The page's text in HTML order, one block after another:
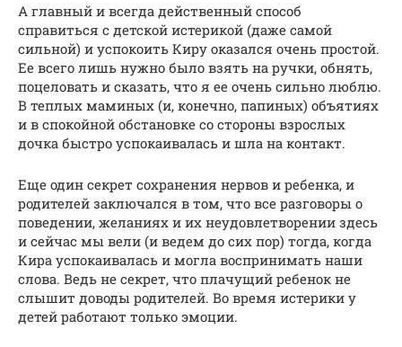
А главный и всегда действенный способ
справиться с детской истерикой (даже самой
сильной) и успокоить Киру оказался очень простой.
Ее всего лишь нужно было взять на ручки, обнять,
поцеловать и сказать, что я ее очень сильно люблю.
В теплых маминых (и, конечно, папиных) объятиях
и в спокойной обстановке со стороны взрослых
дочка быстро успокаивалась и шла на контакт.
Еще один секрет сохранения нервов и ребенка, и
родителей заключался в том, что все разговоры о
поведении, желаниях и их неудовлетворении здесь
и сейчас мы вели (и ведем до сих пор) тогда, когда
Кира успокаивалась и могла воспринимать наши
слова. Ведь не секрет, что плачущий ребенок не
слышит доводы родителей. Во время истерики у
детей работают только эмоции.